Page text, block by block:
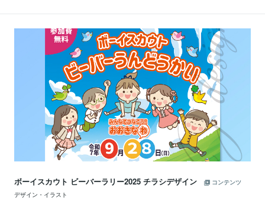
ボーイスカウト ビーバーラリー2025 チラシデザイン
コンテンツ
デザイン・イラスト